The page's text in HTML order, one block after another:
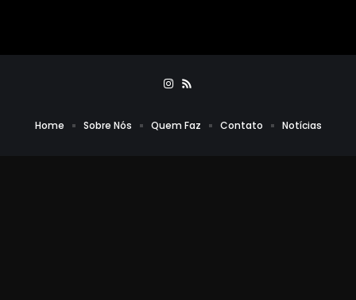
Home Sobre Nós Quem Faz Contato Notícias